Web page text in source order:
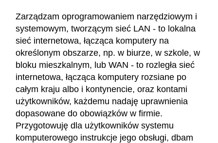
Zarządzam oprogramowaniem narzędziowym i
systemowym, tworzącym sieć LAN - to lokalna
sieć internetowa, łącząca komputery na
określonym obszarze, np. w biurze, w szkole, w
bloku mieszkalnym, lub WAN - to rozległa sieć
internetowa, łącząca komputery rozsiane po
całym kraju albo i kontynencie, oraz kontami
użytkowników, każdemu nadaję uprawnienia
dopasowane do obowiązków w firmie.
Przygotowuję dla użytkowników systemu
komputerowego instrukcje jego obsługi, dbam